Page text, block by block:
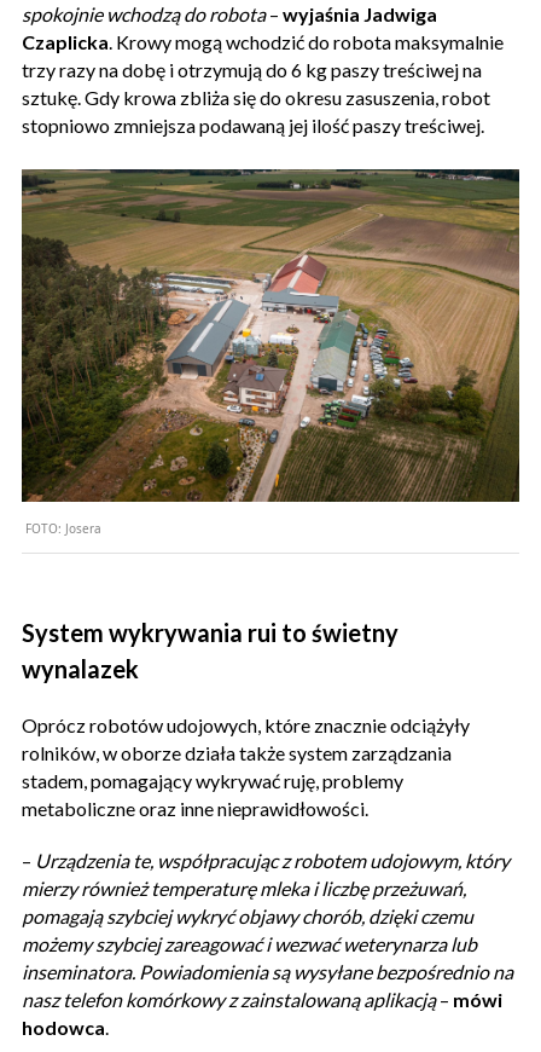
spokojnie wchodzą do robota– wyjaśnia Jadwiga
Czaplicka. Krowy mogą wchodzić do robota maksymalnie
trzy razy na dobę i otrzymują do 6 kg paszy treściwej na
sztukę. Gdy krowa zbliża się do okresu zasuszenia, robot
stopniowo zmniejsza podawaną jej ilość paszy treściwej.
FOTO: Josera
System wykrywania rui to świetny
wynalazek
Oprócz robotów udojowych, które znacznie odciążyły
rolników, w oborze działa także system zarządzania
stadem, pomagający wykrywać ruję, problemy
metaboliczne oraz inne nieprawidłowości.
– Urządzenia te, współpracując z robotem udojowym, który
mierzy również temperaturę mleka i liczbę przeżuwań,
pomagają szybciej wykryć objawy chorób, dzięki czemu
możemy szybciej zareagować i wezwać weterynarza lub
inseminatora. Powiadomienia są wysyłane bezpośrednio na
nasz telefon komórkowy z zainstalowaną aplikacją– mówi
hodowca